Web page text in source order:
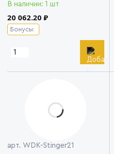
В наличии: 1 шт
20 062.20 ₽
Бонусы:
арт. WDK-Stinger21